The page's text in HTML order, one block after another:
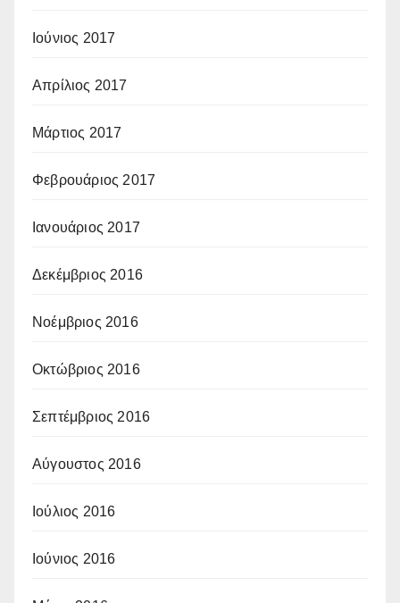
Ιούνιος 2017
Απρίλιος 2017
Μάρτιος 2017
Φεβρουάριος 2017
Ιανουάριος 2017
Δεκέμβριος 2016
Νοέμβριος 2016
Οκτώβριος 2016
Σεπτέμβριος 2016
Αύγουστος 2016
Ιούλιος 2016
Ιούνιος 2016